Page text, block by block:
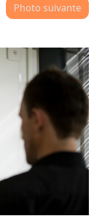
Photo suivante